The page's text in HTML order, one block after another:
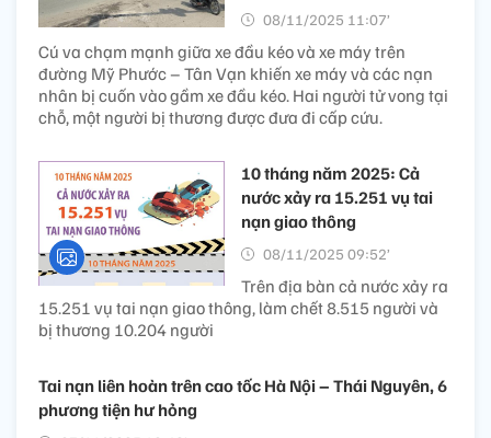
08/11/2025 11:07’
Cú va chạm mạnh giữa xe đầu kéo và xe máy trên
đường Mỹ Phước – Tân Vạn khiến xe máy và các nạn
nhân bị cuốn vào gầm xe đầu kéo. Hai người tử vong tại
chỗ, một người bị thương được đưa đi cấp cứu.
10 tháng năm 2025: Cả
nước xảy ra 15.251 vụ tai
nạn giao thông
08/11/2025 09:52’
Trên địa bàn cả nước xảy ra
15.251 vụ tai nạn giao thông, làm chết 8.515 người và
bị thương 10.204 người
Tai nạn liên hoàn trên cao tốc Hà Nội – Thái Nguyên, 6
phương tiện hư hỏng